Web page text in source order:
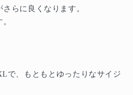
らに良くなります。
で、もともとゆったりなサイジ